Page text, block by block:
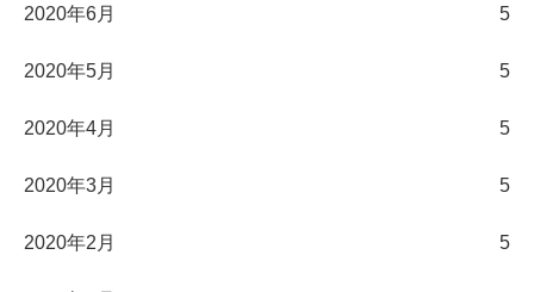
2020年6月 5
2020年5月 5
2020年4月 5
2020年3月 5
2020年2月 5